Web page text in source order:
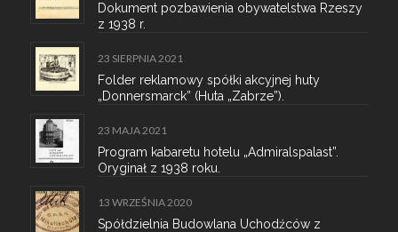
Dokument pozbawienia obywatelstwa Rzeszy
z 1938 r.
23 SIERPNIA 2021
Folder reklamowy spółki akcyjnej huty
„Donnersmarck” (Huta „Zabrze”).
23 MAJA 2021
Program kabaretu hotelu „Admiralspalast”.
Oryginał z 1938 roku.
13 WRZEŚNIA 2020
Spółdzielnia Budowlana Uchodźców z